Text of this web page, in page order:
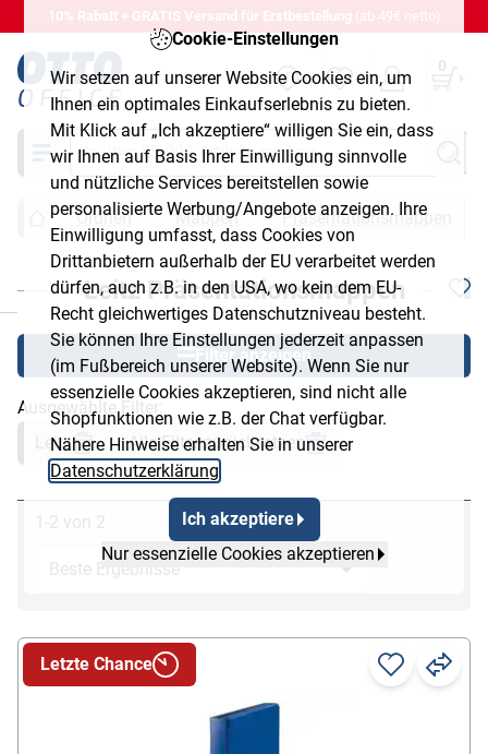
Cookie-Einstellungen
Wir setzen auf unserer Website Cookies ein, um
Ihnen ein optimales Einkaufserlebnis zu bieten.
Mit Klick auf „Ich akzeptiere“ willigen Sie ein, dass
wir Ihnen auf Basis Ihrer Einwilligung sinnvolle
und nützliche Services bereitstellen sowie
personalisierte Werbung/Angebote anzeigen. Ihre
Einwilligung umfasst, dass Cookies von
Drittanbietern außerhalb der EU verarbeitet werden
dürfen, auch z.B. in den USA, wo kein dem EU-
Recht gleichwertiges Datenschutzniveau besteht.
Sie können Ihre Einstellungen jederzeit anpassen
(im Fußbereich unserer Website). Wenn Sie nur
essenzielle Cookies akzeptieren, sind nicht alle
Shopfunktionen wie z.B. der Chat verfügbar.
Nähere Hinweise erhalten Sie in unserer
Datenschutzerklärung
Ich akzeptiere
Nur essenzielle Cookies akzeptieren
10% Rabatt + GRATIS Versand für Erstbestellung (ab 49€ netto)
0
Suche
Ordnen Mappen Präsentationsmappen
Leitz Präsentationsmappen
Filter anzeigen
Ausgewählte Filter:
Leitz
Alle Filter zurücksetzen
1-2 von 2
Letzte Chance